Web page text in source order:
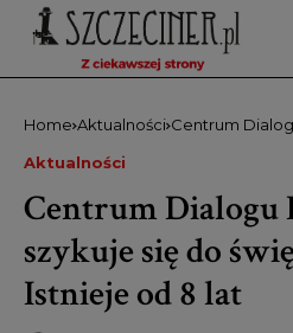
Home Aktualności Centrum
Aktualności
Centrum Dialogu
szykuje się do
Istnieje od 8 lat